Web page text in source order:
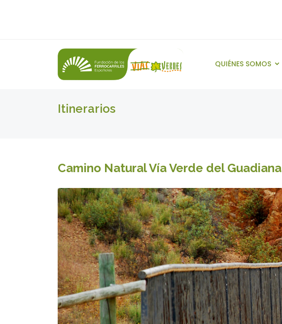
QUIÉNES SOMOS
Itinerarios
Camino Natural Vía Verde del Guadiana